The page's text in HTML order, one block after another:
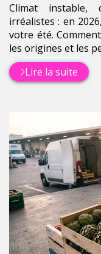
Climat instable,
irréalistes : en
votre été.
les origines et les
Lire la suite